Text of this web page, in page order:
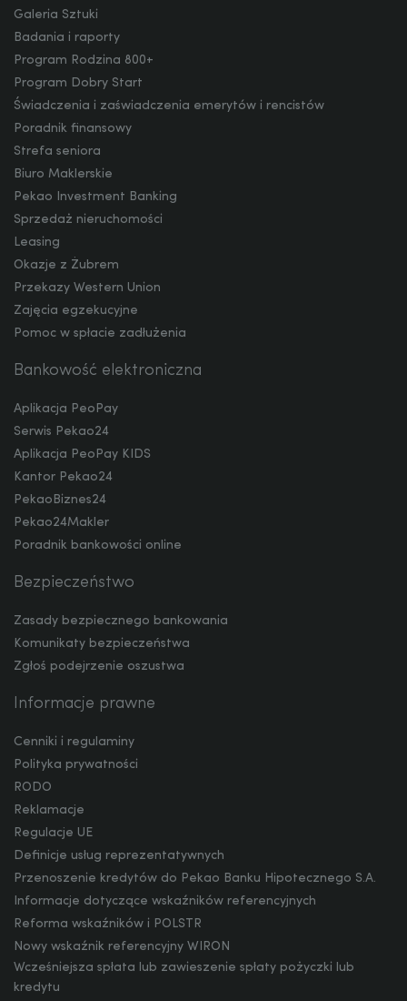
Galeria Sztuki
Badania i raporty
Program Rodzina 800+
Program Dobry Start
Świadczenia i zaświadczenia emerytów i rencistów
Poradnik finansowy
Strefa seniora
Biuro Maklerskie
Pekao Investment Banking
Sprzedaż nieruchomości
Leasing
Okazje z Żubrem
Przekazy Western Union
Zajęcia egzekucyjne
Pomoc w spłacie zadłużenia
Bankowość elektroniczna
Aplikacja PeoPay
Serwis Pekao24
Aplikacja PeoPay KIDS
Kantor Pekao24
PekaoBiznes24
Pekao24Makler
Poradnik bankowości online
Bezpieczeństwo
Zasady bezpiecznego bankowania
Komunikaty bezpieczeństwa
Zgłoś podejrzenie oszustwa
Informacje prawne
Cenniki i regulaminy
Polityka prywatności
RODO
Reklamacje
Regulacje UE
Definicje usług reprezentatywnych
Przenoszenie kredytów do Pekao Banku Hipotecznego S.A.
Informacje dotyczące wskaźników referencyjnych
Reforma wskaźników i POLSTR
Nowy wskaźnik referencyjny WIRON
Wcześniejsza spłata lub zawieszenie spłaty pożyczki lub
kredytu